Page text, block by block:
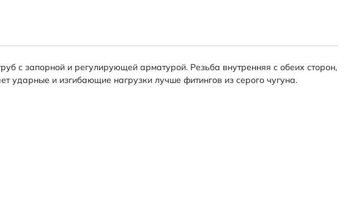
с запорной и регулирующей арматурой. Резьба внутренняя с обеих сторон,
ударные и изгибающие нагрузки лучше фитингов из серого чугуна.